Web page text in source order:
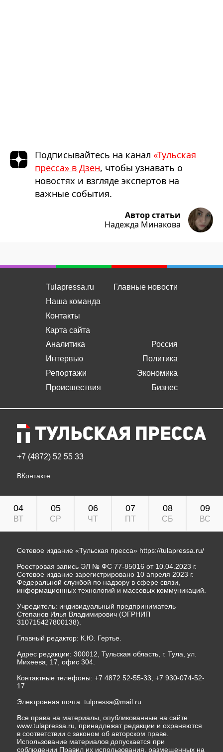
Подписывайтесь на канал «Тульская
пресса» в Дзен, чтобы узнавать о
новостях и взгляде экспертов на
важные события.
Автор статьи
Надежда Минакова
Tulapressa.ru
Наша команда
Контакты
Карта сайта
Главные новости
Аналитика
Интервью
Репортажи
Происшествия
Россия
Политика
Экономика
Бизнес
+7 (4872) 52 55 33
ВКонтакте
04
ВТ
05
СР
06
ЧТ
07
ПТ
08
СБ
09
ВС
Сетевое издание «Тульская пресса» https://tulapressa.ru/
Реестровая запись ЭЛ № ФС 77-85016 от 10.04.2023 г.
Сетевое издание зарегистрировано 10 апреля 2023 г.
Федеральной службой по надзору в сфере связи,
информационных технологий и массовых коммуникаций.
Учредитель: индивидуальный предприниматель
Степанов Илья Владимирович (ОГРНИП
310715427800138).
Главный редактор: К.Ю. Гертье.
Адрес редакции: 300012, Тульская область, г. Тула, ул.
Михеева, 17, офис 304.
Контактные телефоны: +7 4872 52-55-33, +7 930-074-52-
17
Электронная почта: tulpressa@mail.ru
Все права на материалы, опубликованные на сайте
www.tulapressa.ru, принадлежат редакции и охраняются
в соответствии с законом об авторском праве.
Использование материалов допускается при
соблюдении Правил их использования, размещенных на